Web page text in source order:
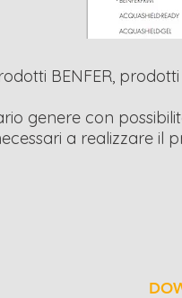
BENFER,
genere con
a realizzare il